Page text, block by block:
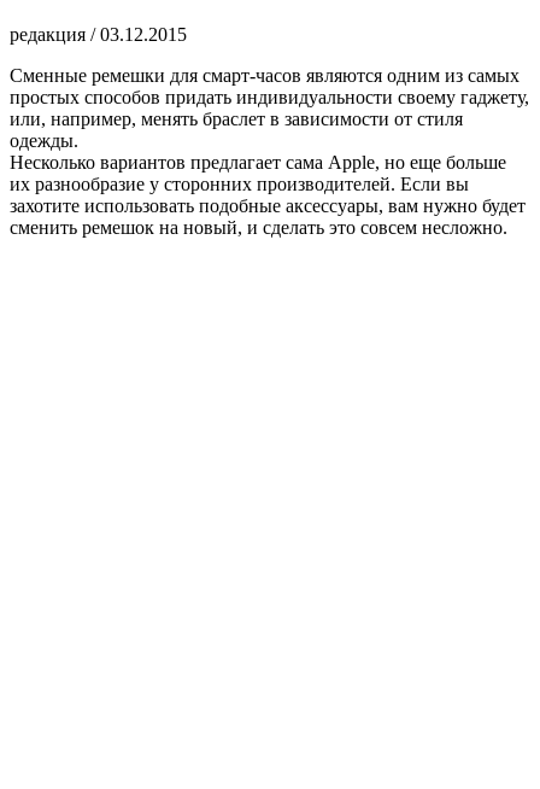
редакция / 03.12.2015
Сменные ремешки для смарт-часов являются одним из самых
простых способов придать индивидуальности своему гаджету,
или, например, менять браслет в зависимости от стиля
одежды.
Несколько вариантов предлагает сама Apple, но еще больше
их разнообразие у сторонних производителей. Если вы
захотите использовать подобные аксессуары, вам нужно будет
сменить ремешок на новый, и сделать это совсем несложно.